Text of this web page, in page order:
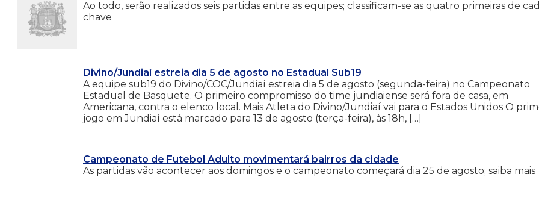
Ao todo, serão realizados seis partidas entre as equipes; classificam-se as quatro primeiras de
chave
Divino/Jundiaí estreia dia 5 de agosto no Estadual Sub19
A equipe sub19 do Divino/COC/Jundiaí estreia dia 5 de agosto (segunda-feira) no Campeonato
Estadual de Basquete. O primeiro compromisso do time jundiaiense será fora de casa, em
Americana, contra o elenco local. Mais Atleta do Divino/Jundiaí vai para o Estados Unidos O
jogo em Jundiaí está marcado para 13 de agosto (terça-feira), às 18h, […]
Campeonato de Futebol Adulto movimentará bairros da cidade
As partidas vão acontecer aos domingos e o campeonato começará dia 25 de agosto; saiba mais